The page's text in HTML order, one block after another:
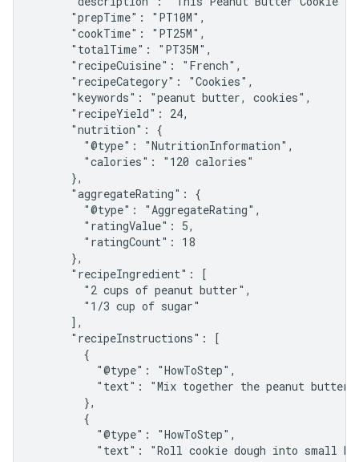
      "prepTime": "PT10M",
      "cookTime": "PT25M",
      "totalTime": "PT35M",
      "recipeCuisine": "French",
      "recipeCategory": "Cookies",
      "keywords": "peanut butter, cookies",
      "recipeYield": 24,
      "nutrition": {
        "@type": "NutritionInformation",
        "calories": "120 calories"
      },
      "aggregateRating": {
        "@type": "AggregateRating",
        "ratingValue": 5,
        "ratingCount": 18
      },
      "recipeIngredient": [
        "2 cups of peanut butter",
        "1/3 cup of sugar"
      ],
      "recipeInstructions": [
        {
          "@type": "HowToStep",
"text": "Mix together the peanut butter
        },
        {
          "@type": "HowToStep",
"text": "Roll cookie dough into small